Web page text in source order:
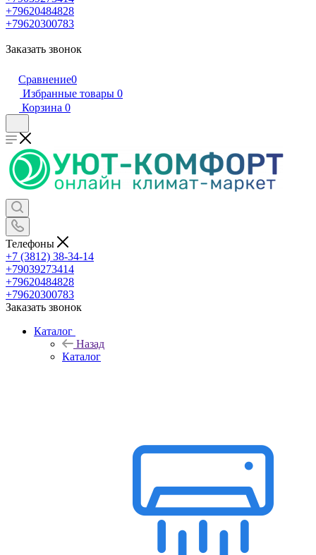
+79620484828
+79620300783
Заказать звонок
Сравнение0
Избранные товары 0
Корзина 0
Телефоны
+7 (3812) 38-34-14
+79039273414
+79620484828
+79620300783
Заказать звонок
Каталог
Назад
Каталог